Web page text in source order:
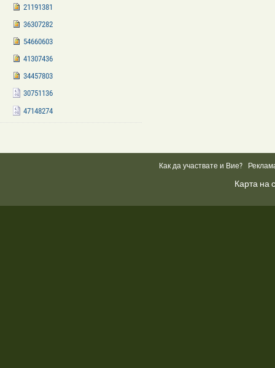
21191381
36307282
54660603
41307436
34457803
30751136
47148274
Как да участвате и Вие?
Карта на